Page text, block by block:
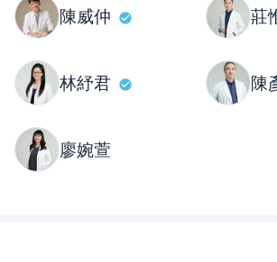
陳威仲 莊
林紓君 陳
廖婉萱